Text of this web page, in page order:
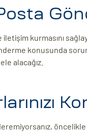
kurmasını
konusunda
alacağız.